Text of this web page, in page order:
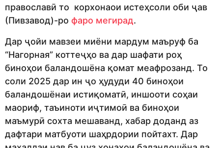
православӣ то корхонаои истеҳсоли оби ҷав
(Пивзавод)-ро фаро мегирад.
Дар ҷойи мавзеи миёни мардум маъруф ба
“Нагорная” коттеҷҳо ва дар шафати роҳ
биноҳои баландошёна қомат меафрозанд. То
соли 2025 дар ин ҷо ҳудуди 40 биноҳои
баландошёнаи истиқоматӣ, иншооти соҳаи
маориф, таъиноти иҷтимоӣ ва биноҳои
маъмурӣ сохта мешаванд, хабар доданд аз
дафтари матбуоти шаҳрдории пойтахт. Дар